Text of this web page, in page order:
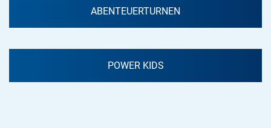
ABENTEUERTURNEN
POWER KIDS